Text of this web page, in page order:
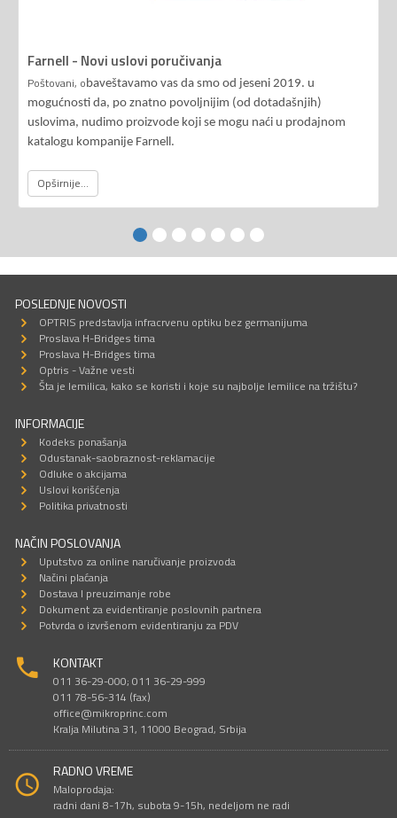
Farnell - Novi uslovi poručivanja
Poštovani, obaveštavamo vas da smo od jeseni 2019. u
mogućnosti da, po znatno povoljnijim (od dotadašnjih)
uslovima, nudimo proizvode koji se mogu naći u prodajnom
katalogu kompanije Farnell.
Opširnije...
POSLEDNJE NOVOSTI
OPTRIS predstavlja infracrvenu optiku bez germanijuma
Proslava H-Bridges tima
Proslava H-Bridges tima
Optris - Važne vesti
Šta je lemilica, kako se koristi i koje su najbolje lemilice na tržištu?
INFORMACIJE
Kodeks ponašanja
Odustanak-saobraznost-reklamacije
Odluke o akcijama
Uslovi korišćenja
Politika privatnosti
NAČIN POSLOVANJA
Uputstvo za online naručivanje proizvoda
Načini plaćanja
Dostava I preuzimanje robe
Dokument za evidentiranje poslovnih partnera
Potvrda o izvršenom evidentiranju za PDV
KONTAKT
011 36-29-000; 011 36-29-999
011 78-56-314 (fax)
office@mikroprinc.com
Kralja Milutina 31, 11000 Beograd, Srbija
RADNO VREME
Maloprodaja:
radni dani 8-17h, subota 9-15h, nedeljom ne radi